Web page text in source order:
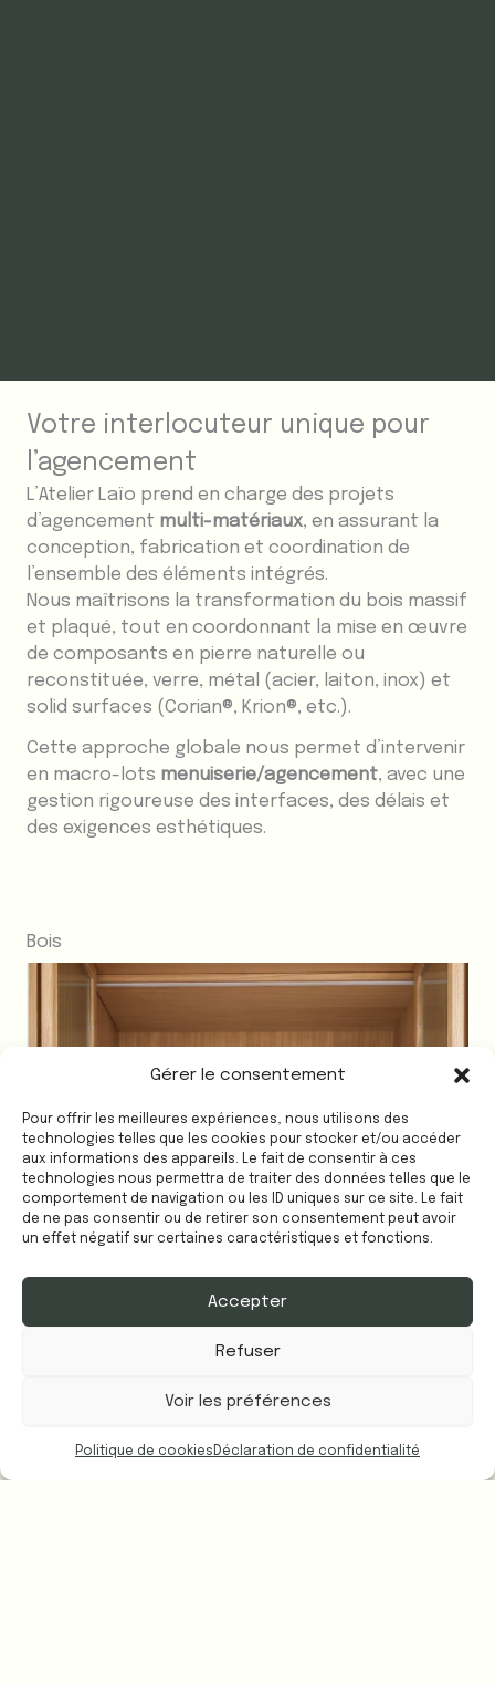
Gérer le consentement
Pour offrir les meilleures expériences, nous utilisons des
technologies telles que les cookies pour stocker et/ou accéder
aux informations des appareils. Le fait de consentir à ces
technologies nous permettra de traiter des données telles que le
comportement de navigation ou les ID uniques sur ce site. Le fait
de ne pas consentir ou de retirer son consentement peut avoir
un effet négatif sur certaines caractéristiques et fonctions.
Accepter
Refuser
Voir les préférences
Politique de cookies Déclaration de confidentialité
Votre interlocuteur unique pour
l’agencement
L’Atelier Laïo prend en charge des projets
d’agencement multi-matériaux, en assurant la
conception, fabrication et coordination de
l’ensemble des éléments intégrés.
Nous maîtrisons la transformation du bois massif
et plaqué, tout en coordonnant la mise en œuvre
de composants en pierre naturelle ou
reconstituée, verre, métal (acier, laiton, inox) et
solid surfaces (Corian®, Krion®, etc.).
Cette approche globale nous permet d’intervenir
en macro-lots menuiserie/agencement, avec une
gestion rigoureuse des interfaces, des délais et
des exigences esthétiques.
Bois